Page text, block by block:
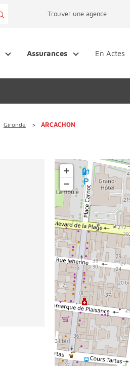
Trouver une agence
Assurances En Actes
Gironde ARCACHON
+
−